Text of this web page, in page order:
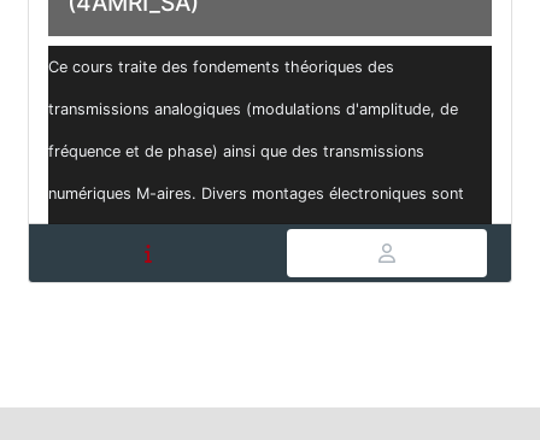
Ce cours traite des fondements théoriques des
transmissions analogiques (modulations d'amplitude, de
fréquence et de phase) ainsi que des transmissions
numériques M-aires. Divers montages électroniques sont
fornis en complément pour une meilleure ...